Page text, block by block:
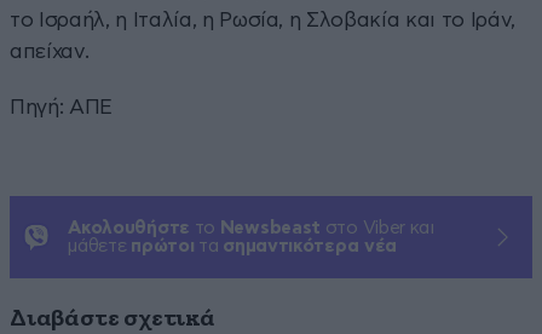
το Ισραήλ, η Ιταλία, η Ρωσία, η Σλοβακία και το Ιράν,
απείχαν.
Πηγή: ΑΠΕ
Ακολουθήστε το Newsbeast στο Viber και
μάθετε πρώτοι τα σημαντικότερα νέα
Διαβάστε σχετικά